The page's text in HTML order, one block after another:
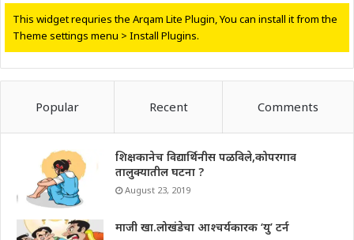
This widget requries the Arqam Lite Plugin, You can install it from the
Theme settings menu > Install Plugins.
Popular Recent Comments
शिक्षकानेच विद्यार्थिनीस पळविले,कोपरगाव
तालुक्यातील घटना ?
August 23, 2019
माजी खा.लोखंडेचा आश्चर्यकारक ‘यु’ टर्न